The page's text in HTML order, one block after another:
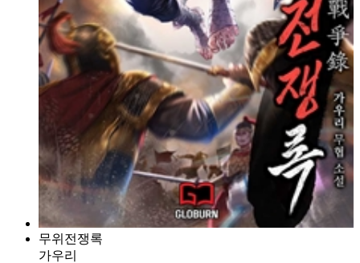
무위전쟁록
가우리